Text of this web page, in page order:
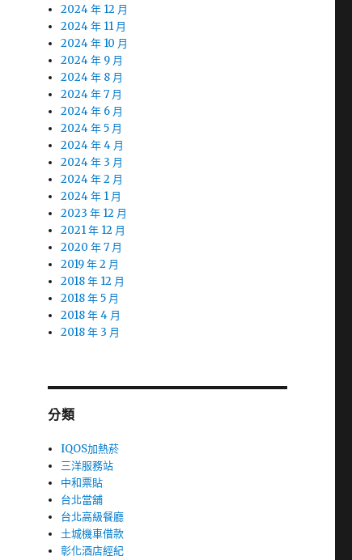
2024 年 12 月
2024 年 11 月
2024 年 10 月
2024 年 9 月
2024 年 8 月
2024 年 7 月
2024 年 6 月
2024 年 5 月
2024 年 4 月
2024 年 3 月
2024 年 2 月
2024 年 1 月
2023 年 12 月
2021 年 12 月
2020 年 7 月
2019 年 2 月
2018 年 12 月
2018 年 5 月
2018 年 4 月
2018 年 3 月
分類
IQOS加熱菸
三洋服務站
中和票貼
台北當舖
台北高級餐廳
土城機車借款
彰化酒店經紀